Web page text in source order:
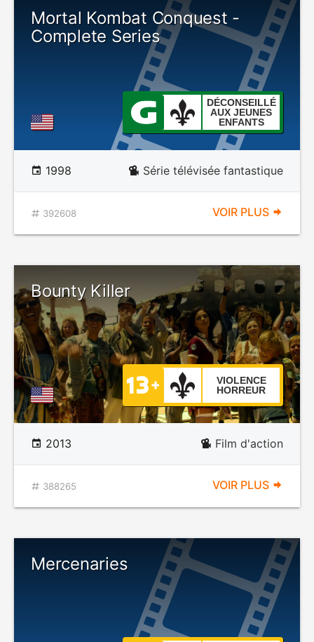
Mortal Kombat Conquest -
Complete Series
DÉCONSEILLÉ
AUX JEUNES
ENFANTS
1998 Série télévisée fantastique
392608 VOIR PLUS
Bounty Killer
VIOLENCE
HORREUR
2013 Film d'action
388265 VOIR PLUS
Mercenaries